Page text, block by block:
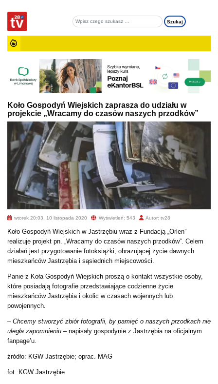
Koło Gospodyń Wiejskich zaprasza do udziału w
projekcie „Wracamy do czasów naszych przodków”
wtorek 20:03, 10 listopada 2020 Wyświetleń: 543 Autor: tv28
Koło Gospodyń Wiejskich w Jastrzębiu wraz z Fundacją „Orlen”
realizuje projekt pn. „Wracamy do czasów naszych przodków”. Celem
działań jest przygotowanie fotoksiążki, obrazującej życie dawnych
mieszkańców Jastrzębia i sąsiednich miejscowości.
Panie z Koła Gospodyń Wiejskich proszą o kontakt wszystkie osoby,
które posiadają fotografie przedstawiające codzienne życie
mieszkańców Jastrzębia i okolic w czasach wojennych lub
powojennych.
– Chcemy stworzyć zbiór fotografii, by pamięć o naszych przodkach nie
uległa zapomnieniu – napisały gospodynie z Jastrzębia na oficjalnym
fanpage’u.
źródło: KGW Jastrzębie; oprac. MAG
fot. KGW Jastrzębie